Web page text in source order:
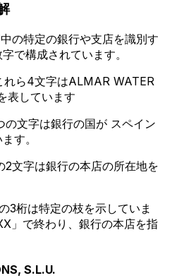
の特定の銀行や支店を識別す
で構成されています。
れら4文字はALMAR WATER
表しています
の文字は銀行の国が スペイン
す。
2文字は銀行の本店の所在地を
3桁は特定の枝を示していま
」で終わり、銀行の本店を指
S.L.U.